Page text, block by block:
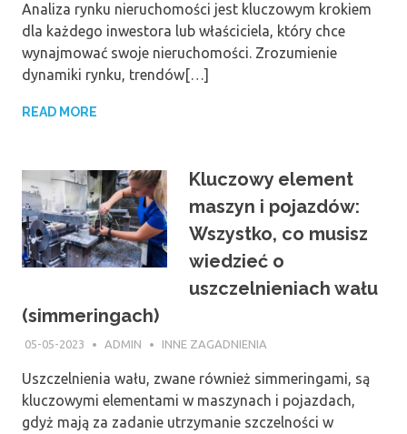
Analiza rynku nieruchomości jest kluczowym krokiem
dla każdego inwestora lub właściciela, który chce
wynajmować swoje nieruchomości. Zrozumienie
dynamiki rynku, trendów[…]
READ MORE
Kluczowy element
maszyn i pojazdów:
Wszystko, co musisz
wiedzieć o
uszczelnieniach wału
(simmeringach)
05-05-2023 ADMIN INNE ZAGADNIENIA
Uszczelnienia wału, zwane również simmeringami, są
kluczowymi elementami w maszynach i pojazdach,
gdyż mają za zadanie utrzymanie szczelności w